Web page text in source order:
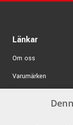
Länkar
Om oss
Varumärken